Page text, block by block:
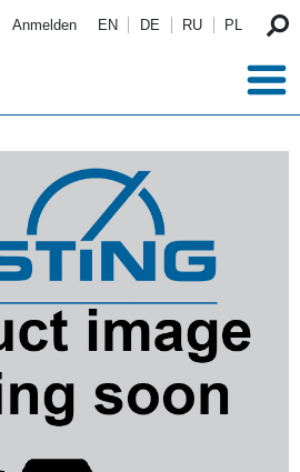
Anmelden EN DE RU PL